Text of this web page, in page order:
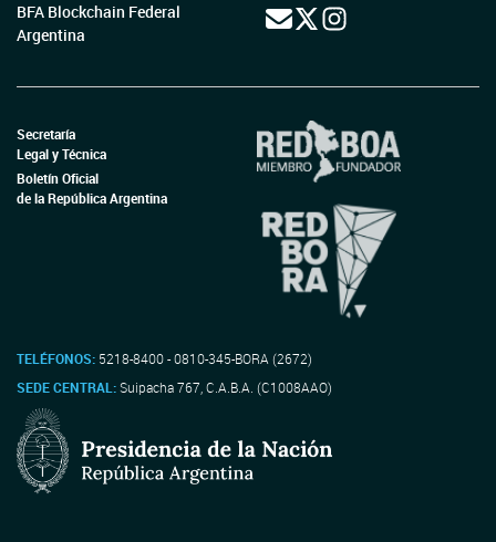
BFA Blockchain Federal
Argentina
Secretaría
Legal y Técnica
Boletín Oficial
de la República Argentina
TELÉFONOS: 5218-8400 - 0810-345-BORA (2672)
SEDE CENTRAL:Suipacha 767, C.A.B.A. (C1008AAO)